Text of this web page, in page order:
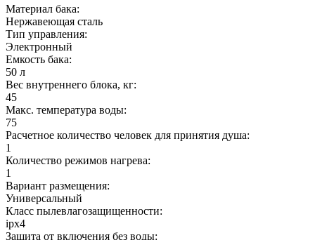
Материал бака:
Нержавеющая сталь
Тип управления:
Электронный
Емкость бака:
50 л
Вес внутреннего блока, кг:
45
Макс. температура воды:
75
Расчетное количество человек для принятия душа:
1
Количество режимов нагрева:
1
Вариант размещения:
Универсальный
Класс пылевлагозащищенности:
ipx4
Защита от включения без воды: